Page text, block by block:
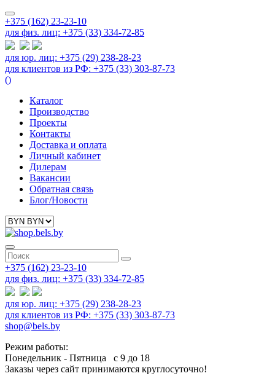
+375 (162) 23-23-10
для физ. лиц: +375 (33) 334-72-85
для юр. лиц: +375 (29) 238-28-23
для клиентов из РФ: +375 (33) 303-87-73
()
Каталог
Производство
Проекты
Контакты
Доставка и оплата
Личный кабинет
Дилерам
Вакансии
Обратная связь
Блог/Новости
+375 (162) 23-23-10
для физ. лиц: +375 (33) 334-72-85
для юр. лиц: +375 (29) 238-28-23
для клиентов из РФ: +375 (33) 303-87-73
shop@bels.by
Режим работы:
Понедельник - Пятница с 9 до 18
Заказы через сайт принимаются круглосуточно!